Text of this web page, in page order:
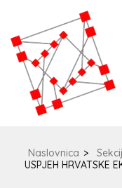
Naslovnica >
USPJEH HRVATSKE